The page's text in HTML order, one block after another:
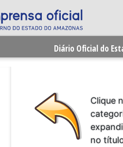
Diário Oficial do
Clique
no